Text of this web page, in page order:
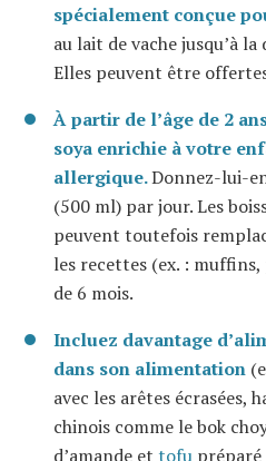
spécialement conçue
au lait de vache jusqu’à
Elles peuvent être offertes
À partir de l’âge de 2
soya enrichie à votre
allergique.Donnez-lui-
(500 ml) par jour. Les
peuvent toutefois
les recettes (ex. : muffins,
de 6 mois.
Incluez davantage
dans son alimentation
avec les arêtes écrasées,
chinois comme le bok
d’amande et tofu préparé